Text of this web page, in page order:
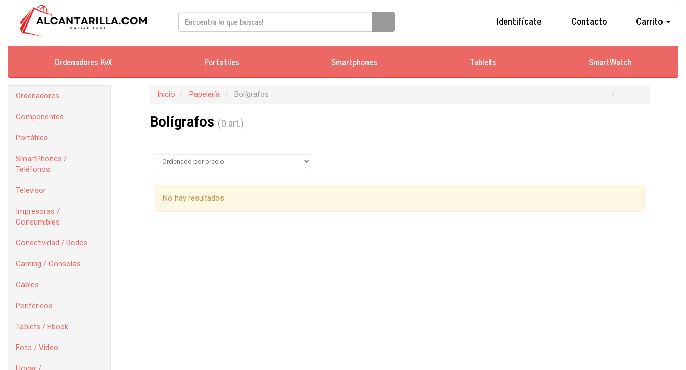
Identifícate Contacto Carrito
Ordenadores KvX Portatiles Smartphones Tablets SmartWatch
Ordenadores
Componentes
Portátiles
SmartPhones /
Teléfonos
Televisor
Impresoras /
Consumibles
Conectividad / Redes
Gaming / Consolas
Cables
Periféricos
Tablets / Ebook
Foto / Video
Inicio Papelería Bolígrafos
Bolígrafos (0 art.)
No hay resultados.